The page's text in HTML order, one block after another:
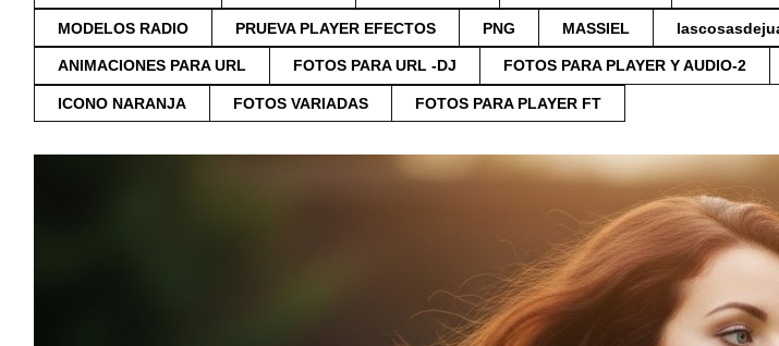
MODELOS RADIO PRUEVA PLAYER EFECTOS PNG MASSIEL
ANIMACIONES PARA URL FOTOS PARA URL -DJ FOTOS PARA PLAYER Y AUDIO-2
ICONO NARANJA FOTOS VARIADAS FOTOS PARA PLAYER FT